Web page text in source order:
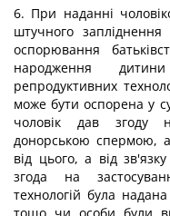
6. При наданні
штучного
оспорювання
народження
репродуктивних
може бути оспорена у
чоловік дав згоду
донорською спермою, а
від цього, а від
згода на
технологій була